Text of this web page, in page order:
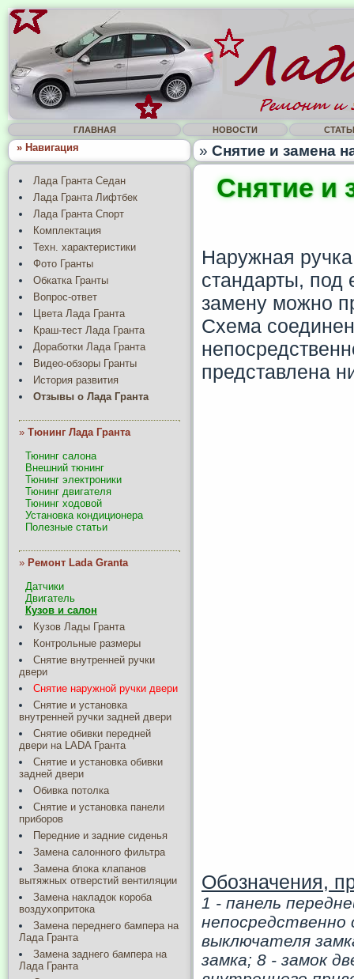
ГЛАВНАЯ НОВОСТИ
» Навигация » Снятие и замена
Лада Гранта Седан
Лада Гранта Лифтбек
Лада Гранта Спорт
Комплектация
Техн. характеристики
Фото Гранты
Обкатка Гранты
Вопрос-ответ
Цвета Лада Гранта
Краш-тест Лада Гранта
Доработки Лада Гранта
Видео-обзоры Гранты
История развития
Отзывы о Лада Гранта
» Тюнинг Лада Гранта
Тюнинг салона
Внешний тюнинг
Тюнинг электроники
Тюнинг двигателя
Тюнинг ходовой
Установка кондиционера
Полезные статьи
» Ремонт Lada Granta
Датчики
Двигатель
Кузов и салон
Кузов Лады Гранта
Контрольные размеры
Снятие внутренней ручки
двери
Снятие наружной ручки двери
Снятие и установка
внутренней ручки задней двери
Снятие обивки передней
двери на LADA Гранта
Снятие и установка обивки
задней двери
Обивка потолка
Снятие и установка панели
приборов
Передние и задние сиденья
Замена салонного фильтра
Замена блока клапанов
вытяжных отверстий вентиляции
Замена накладок короба
воздухопритока
Замена переднего бампера на
Лада Гранта
Замена заднего бампера на
Лада Гранта
Снятие и
Наружная
стандарты, под
замену можно
Схема
представлена
Обозначения,
1 - панель
непосредственно
выключателя
замка; 8 - замок